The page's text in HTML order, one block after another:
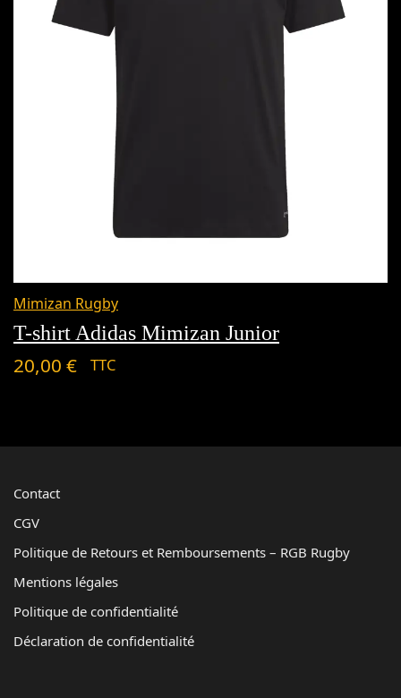
Mimizan Rugby
T-shirt Adidas Mimizan Junior
20,00 € TTC
Contact
CGV
Politique de Retours et Remboursements – RGB Rugby
Mentions légales
Politique de confidentialité
Déclaration de confidentialité